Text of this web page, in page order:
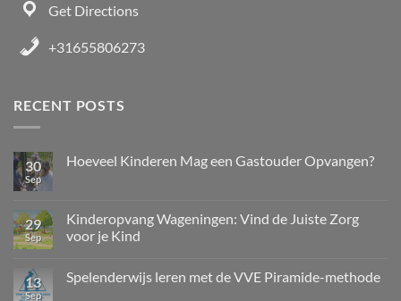
Get Directions
+31655806273
RECENT POSTS
30
Sep
Hoeveel Kinderen Mag een Gastouder Opvangen?
29
Sep
Kinderopvang Wageningen: Vind de Juiste Zorg
voor je Kind
13
Sep
Spelenderwijs leren met de VVE Piramide-methode